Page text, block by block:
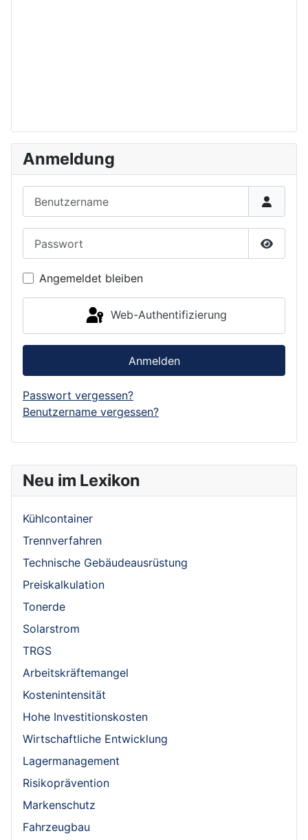
Neu im Lexikon
Kühlcontainer
Trennverfahren
Technische Gebäudeausrüstung
Preiskalkulation
Tonerde
Solarstrom
TRGS
Arbeitskräftemangel
Kostenintensität
Hohe Investitionskosten
Wirtschaftliche Entwicklung
Lagermanagement
Risikoprävention
Markenschutz
Fahrzeugbau
Anmeldung
Angemeldet bleiben
Web-Authentifizierung
Anmelden
Passwort vergessen?
Benutzername vergessen?